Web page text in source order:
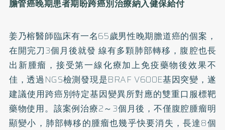
膽管癌晚期患者期盼跨癌別治療納入健保給付
姜乃榕醫師臨床有一名65歲男性晚期膽道癌的個案，
在開完刀3個月後就發 線有多顆肺部轉移，腹腔也長
出新腫瘤，接受第一線化療加上免疫藥物後效果不
佳，透過NGS檢測發現是BRAF V600E基因突變，遂
建議使用跨癌別特定基因變異所對應的雙重口服標靶
藥物使用。該案例治療2～3個月後，不僅腹腔腫瘤明
顯變小，肺部轉移的腫瘤也幾乎快要消失，長達8個